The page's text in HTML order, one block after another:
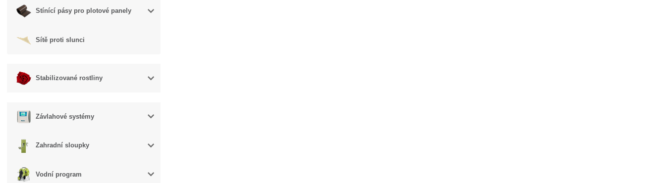
Stínící pásy pro plotové panely
Sítě proti slunci
Stabilizované rostliny
Závlahové systémy
Zahradní sloupky
Vodní program